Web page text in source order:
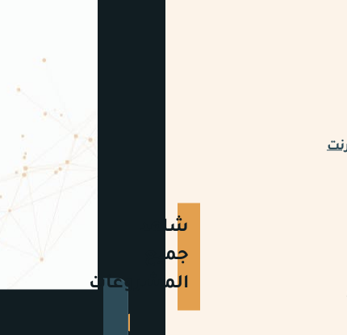
شاهد
جميع
المشروعات